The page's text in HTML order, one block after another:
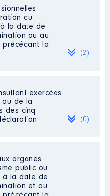
ou
la date de
ou au
précédant la
(2)
Type
exercées
ou de la
des cinq
(0)
organes
public ou
à la date de
et au